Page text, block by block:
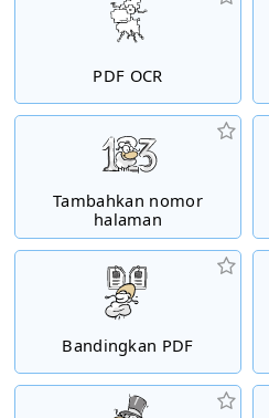
PDF OCR
Tambahkan nomor
halaman
Bandingkan PDF